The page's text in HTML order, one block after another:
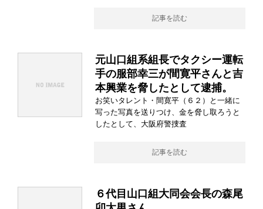
記事を読む
元山口組系組長でタクシー運転
手の服部幸三が間寛平さんと吉
本興業を脅したとして逮捕。
お笑いタレント・間寛平（６２）と一緒に
写った写真を送りつけ、金を脅し取ろうと
したとして、大阪府警捜査
記事を読む
６代目山口組大同会会長の森尾